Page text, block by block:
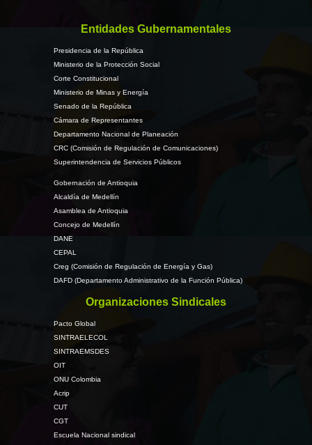
Entidades Gubernamentales
Presidencia de la República
Ministerio de la Protección Social
Corte Constitucional
Ministerio de Minas y Energía
Senado de la República
Cámara de Representantes
Departamento Nacional de Planeación
CRC (Comisión de Regulación de Comunicaciones)
Superintendencia de Servicios Públicos
Gobernación de Antioquia
Alcaldía de Medellín
Asamblea de Antioquia
Concejo de Medellín
DANE
CEPAL
Creg (Comisión de Regulación de Energía y Gas)
DAFD (Departamento Administrativo de la Función Pública)
Organizaciones Sindicales
Pacto Global
SINTRAELECOL
SINTRAEMSDES
OIT
ONU Colombia
Acrip
CUT
CGT
Escuela Nacional sindical